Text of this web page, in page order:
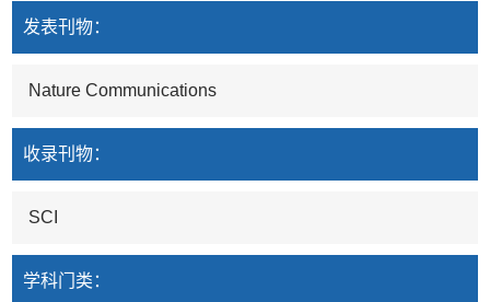
发表刊物：
Nature Communications
收录刊物：
SCI
学科门类：